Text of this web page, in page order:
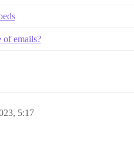
of emails?
5:17